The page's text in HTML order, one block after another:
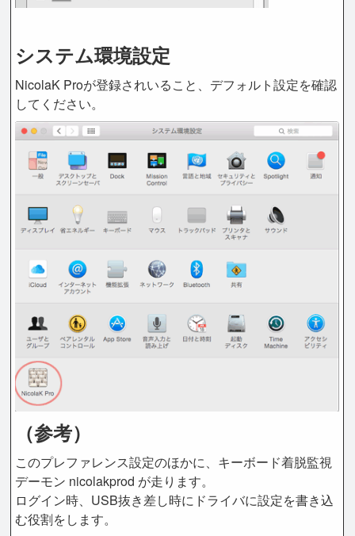
システム環境設定
NicolaK Proが登録されいること、デフォルト設定を確認
してください。
（参考）
このプレファレンス設定のほかに、キーボード着脱監視
デーモン nicolakprod が走ります。
ログイン時、USB抜き差し時にドライバに設定を書き込
む役割をします。